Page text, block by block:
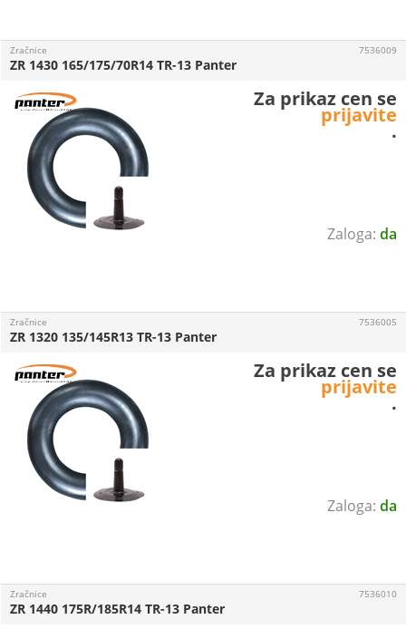
da
Zračnice
ZR 1430 165/175/70R14 TR-13 Panter
7536009
Za prikaz cen se
prijavite
.
da
Zračnice
ZR 1320 135/145R13 TR-13 Panter
7536005
Za prikaz cen se
prijavite
.
Zračnice
ZR 1440 175R/185R14 TR-13 Panter
7536010